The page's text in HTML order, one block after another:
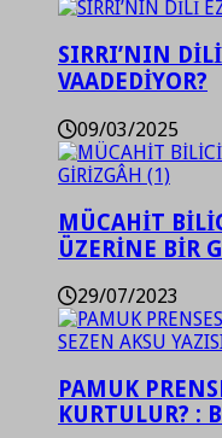
SIRRI’NIN
VAADEDİYOR?
09/03/2025
MÜCAHİT
ÜZERİNE BİR
29/07/2023
PAMUK
KURTULUR? :